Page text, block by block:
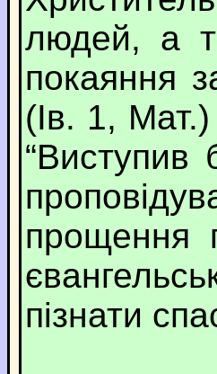
людей, а
покаяння
(Ів. 1,
“Виступив
прощення
пізнати